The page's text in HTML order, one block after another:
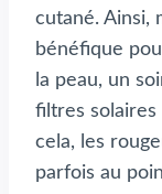
cutané. Ainsi,
bénéfique
la peau, un
filtres solaires
cela, les
parfois au